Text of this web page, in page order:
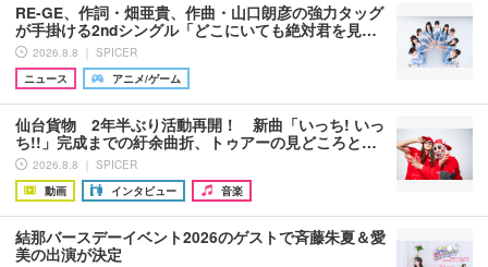
RE-GE、作詞・畑亜貴、作曲・山口朗彦の強力タッグ
が手掛ける2ndシングル「どこにいても絶対君を見…
2026.8.8 ｜ SPICER
ニュース
アニメ/ゲーム
仙台貨物 2年半ぶり活動再開！ 新曲「いっち! いっ
ち!!」完成までの紆余曲折、トゥアーの見どころと…
2026.8.8 ｜ SPICER
動画
インタビュー 音楽
結那バースデーイベント2026のゲストで斉藤朱夏＆愛
美の出演が決定